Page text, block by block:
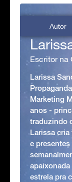
Autor
Escritor na
Larissa
Marketing
anos -
traduzindo
Larissa
e
estrela pra